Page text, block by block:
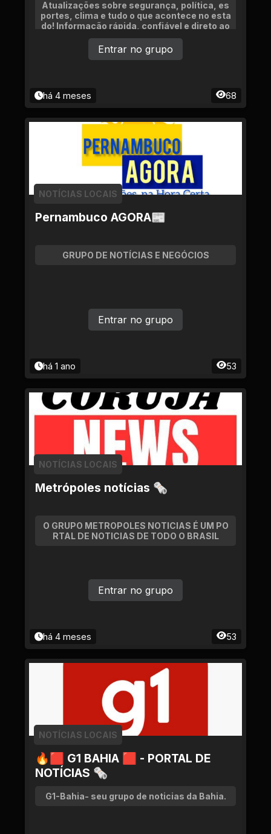
Atualizações sobre segurança, política, es
portes, clima e tudo o que acontece no esta
do! Informação rápida, confiável e direto ao
ponto!
há 4 meses 68
Entrar no grupo
Pernambuco AGORA📰
NOTÍCIAS LOCAIS
GRUPO DE NOTÍCIAS E NEGÓCIOS
há 1 ano 53
Entrar no grupo
Metrópoles notícias 🗞
NOTÍCIAS LOCAIS
O GRUPO METROPOLES NOTICIAS É UM PO
RTAL DE NOTICIAS DE TODO O BRASIL
há 4 meses 53
Entrar no grupo
🔥🟥 G1 BAHIA 🟥 - PORTAL DE
NOTÍCIAS 🗞
NOTÍCIAS LOCAIS
G1-Bahia- seu grupo de noticias da Bahia.